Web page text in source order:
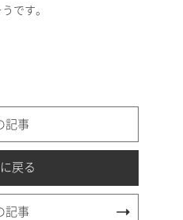
です。
記事
戻る
記事